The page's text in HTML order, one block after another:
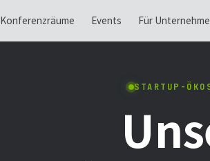
Konferenzräume Events Für
STARTUP-